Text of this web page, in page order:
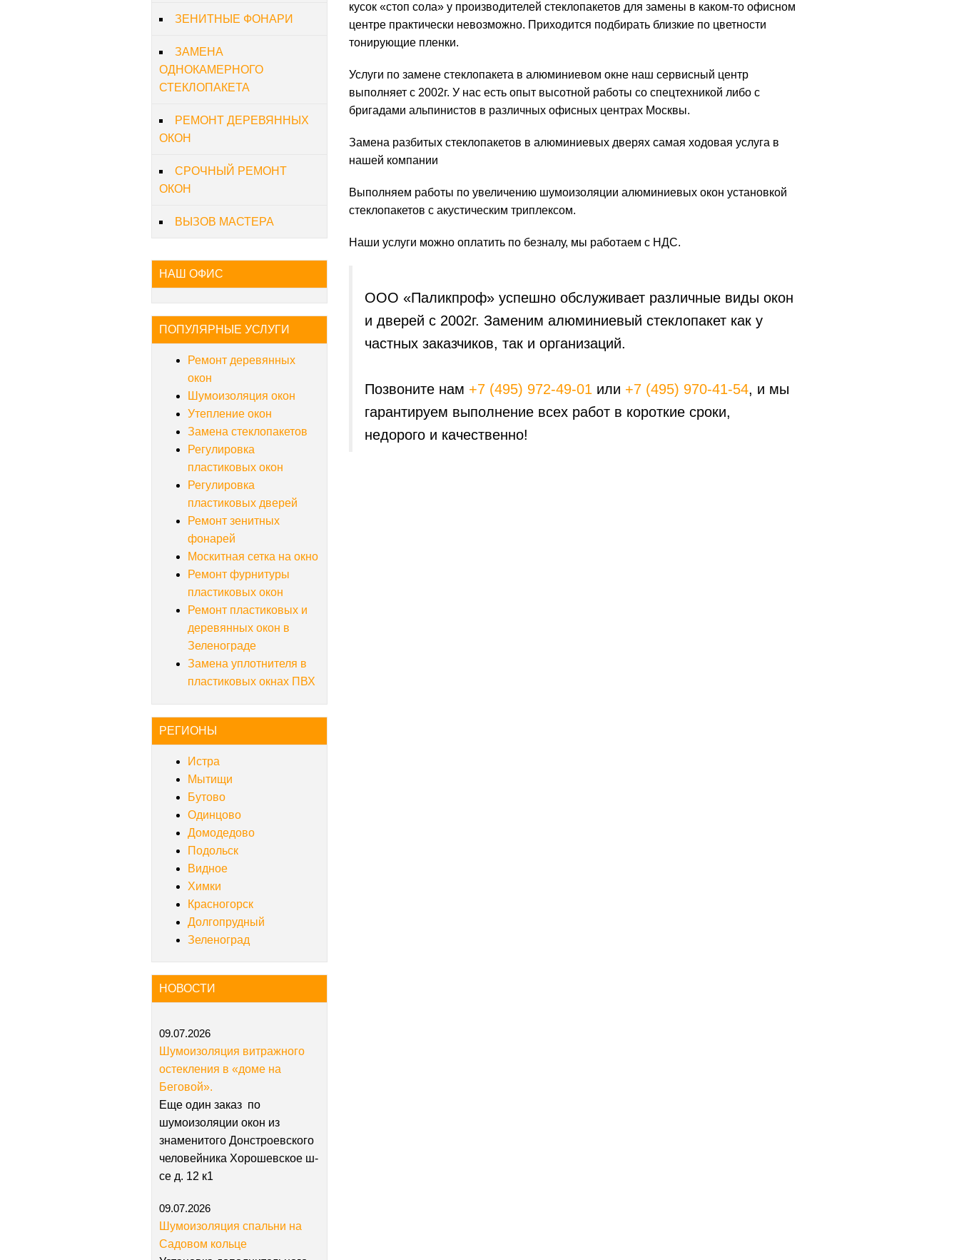
ЗЕНИТНЫЕ ФОНАРИ
ЗАМЕНА
ОДНОКАМЕРНОГО
СТЕКЛОПАКЕТА
РЕМОНТ ДЕРЕВЯННЫХ
ОКОН
СРОЧНЫЙ РЕМОНТ
ОКОН
ВЫЗОВ МАСТЕРА
НАШ ОФИС
ПОПУЛЯРНЫЕ УСЛУГИ
Ремонт деревянных
окон
Шумоизоляция окон
Утепление окон
Замена стеклопакетов
Регулировка
пластиковых окон
Регулировка
пластиковых дверей
Ремонт зенитных
фонарей
Москитная сетка на окно
Ремонт фурнитуры
пластиковых окон
Ремонт пластиковых и
деревянных окон в
Зеленограде
Замена уплотнителя в
пластиковых окнах ПВХ
РЕГИОНЫ
Истра
Мытищи
Бутово
Одинцово
Домодедово
Подольск
Видное
Химки
Красногорск
Долгопрудный
Зеленоград
НОВОСТИ
09.07.2026
Шумоизоляция витражного
остекления в «доме на
Беговой».
Еще один заказ по
шумоизоляции окон из
знаменитого Донстроевского
человейника Хорошевское ш-
се д. 12 к1
09.07.2026
Шумоизоляция спальни на
Садовом кольце
кусок «стоп сола» у производителей стеклопакетов для замены в каком-то офисном
центре практически невозможно. Приходится подбирать близкие по цветности
тонирующие пленки.
Услуги по замене стеклопакета в алюминиевом окне наш сервисный центр
выполняет с 2002г. У нас есть опыт высотной работы со спецтехникой либо с
бригадами альпинистов в различных офисных центрах Москвы.
Замена разбитых стеклопакетов в алюминиевых дверях самая ходовая услуга в
нашей компании
Выполняем работы по увеличению шумоизоляции алюминиевых окон установкой
стеклопакетов с акустическим триплексом.
Наши услуги можно оплатить по безналу, мы работаем с НДС.
ООО «Паликпроф» успешно обслуживает различные виды окон
и дверей с 2002г. Заменим алюминиевый стеклопакет как у
частных заказчиков, так и организаций.
Позвоните нам +7 (495) 972-49-01 или +7 (495) 970-41-54, и мы
гарантируем выполнение всех работ в короткие сроки,
недорого и качественно!